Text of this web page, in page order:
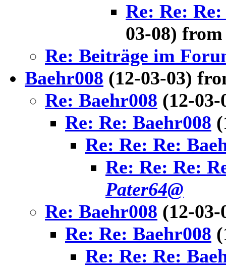
Re: Re:
03-08)
Re: Beiträge im
Baehr008 (12-03-03)
Re: Baehr008 (12-
Re: Re: Baehr008
Re: Re: Re:
Re: Re: Re:
Pater64@
Re: Baehr008 (12-
Re: Re: Baehr008
Re: Re: Re: